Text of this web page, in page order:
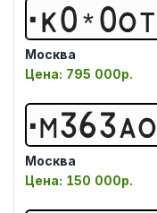
К0 * 0ОТ
Москва
Цена: 795 000р.
М363АО
Москва
Цена: 150 000р.